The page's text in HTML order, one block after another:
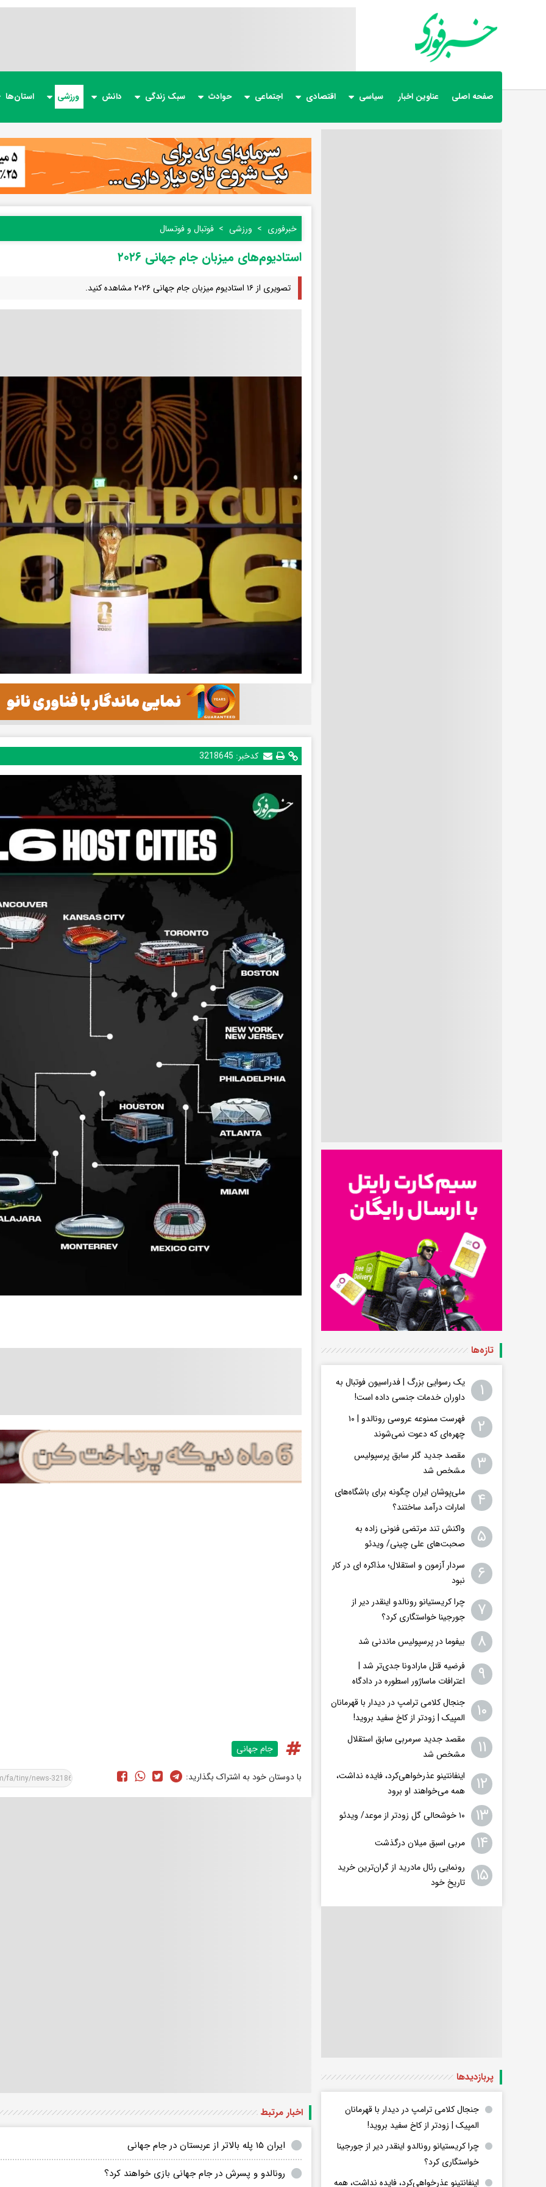
صفحه اصلی عناوین اخبار سیاسی اقتصادی اجتماعی حوادث سبک زندگی دانش ورزشی استان‌ها
خبرفوری ورزشی فوتبال و فوتسال
استادیوم‌های میزبان جام جهانی ۲۰۲۶
تصویری از ۱۶ استادیوم‌ میزبان جام جهانی ۲۰۲۶ مشاهده کنید.
کدخبر: 3218645
جام جهانی
با دوستان خود به اشتراک بگذارید:
اخبار مرتبط
ایران ١۵ پله بالاتر از عربستان در جام جهانی
رونالدو و پسرش در جام جهانی بازی خواهند کرد؟
تازه‌ها
۱
یک رسوایی بزرگ | فدراسیون فوتبال به
داوران خدمات جنسی داده است!
۲
فهرست ممنوعه عروسی رونالدو | ۱۰
چهره‌ای که دعوت نمی‌شوند
۳
مقصد جدید گلر سابق پرسپولیس
مشخص شد
۴
ملی‌پوشان ایران چگونه برای باشگاه‌های
امارات درآمد ساختند؟
۵
واکنش تند مرتضی فنونی زاده به
صحبت‌های علی چینی/ ویدئو
۶
سردار آزمون و استقلال؛ مذاکره ای در کار
نبود
۷
چرا کریستیانو رونالدو اینقدر دیر از
جورجینا خواستگاری کرد؟
۸ بیفوما در پرسپولیس ماندنی شد
۹
فرضیه قتل مارادونا جدی‌تر شد |
اعترافات ماساژور اسطوره در دادگاه
۱۰
جنجال کلامی ترامپ در دیدار با قهرمانان
المپیک | زودتر از کاخ سفید بروید!
۱۱
مقصد جدید سرمربی سابق استقلال
مشخص شد
۱۲
اینفانتینو عذرخواهی‌کرد، فایده نداشت،
همه می‌خواهند او برود
۱۳ ۱۰ خوشحالی گل زودتر از موعد/ ویدئو
۱۴ مربی اسبق میلان درگذشت
۱۵
رونمایی رئال مادرید از گران‌ترین خرید
تاریخ خود
پربازدید‌ها
جنجال کلامی ترامپ در دیدار با قهرمانان
المپیک | زودتر از کاخ سفید بروید!
چرا کریستیانو رونالدو اینقدر دیر از جورجینا
خواستگاری کرد؟
اینفانتینو عذرخواهی‌کرد، فایده نداشت، همه